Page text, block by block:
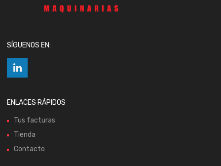
SÍGUENOS EN:
ENLACES RÁPIDOS
Tus facturas
Tienda
Contacto